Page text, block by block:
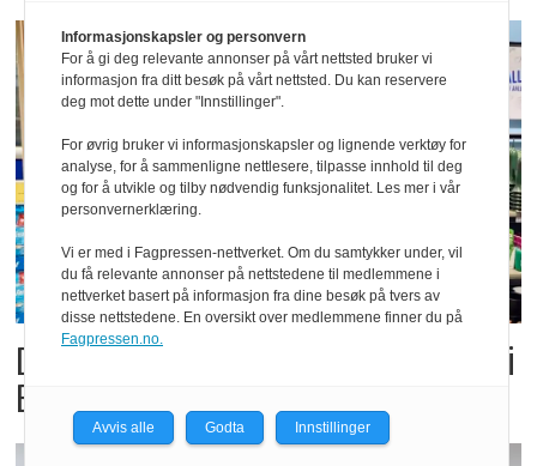
Dette er landets beste Post i
Butikk
Informasjonskapsler og personvern
For å gi deg relevante annonser på vårt nettsted bruker vi
informasjon fra ditt besøk på vårt nettsted. Du kan reservere
deg mot dette under "Innstillinger".
For øvrig bruker vi informasjonskapsler og lignende verktøy for
analyse, for å sammenligne nettlesere, tilpasse innhold til deg
og for å utvikle og tilby nødvendig funksjonalitet. Les mer i vår
personvernerklæring.
Vi er med i Fagpressen-nettverket. Om du samtykker under, vil
du få relevante annonser på nettstedene til medlemmene i
nettverket basert på informasjon fra dine besøk på tvers av
disse nettstedene. En oversikt over medlemmene finner du på
Fagpressen.no.
Avvis alle Godta Innstillinger